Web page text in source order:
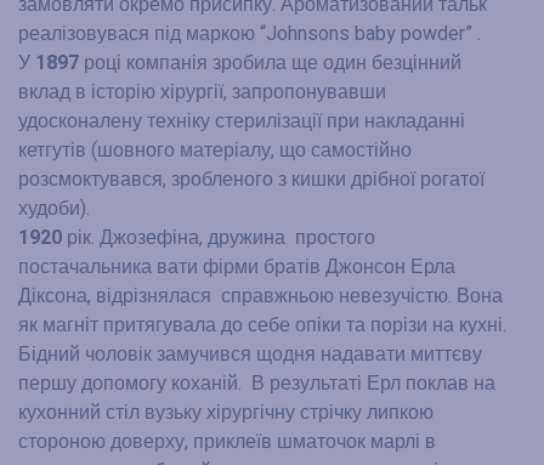
реалізовувася під маркою “Johnsons baby powder” .
У 1897 році компанія зробила ще один безцінний
вклад в історію хірургії, запропонувавши
удосконалену техніку стерилізації при накладанні
кетгутів (шовного матеріалу, що самостійно
розсмоктувався, зробленого з кишки дрібної рогатої
худоби).
1920 рік. Джозефіна, дружина простого
постачальника вати фірми братів Джонсон Ерла
Діксона, відрізнялася справжньою невезучістю. Вона
як магніт притягувала до себе опіки та порізи на кухні.
Бідний чоловік замучився щодня надавати миттєву
першу допомогу коханій. В результаті Ерл поклав на
кухонний стіл вузьку хірургічну стрічку липкою
стороною доверху, приклеїв шматочок марлі в